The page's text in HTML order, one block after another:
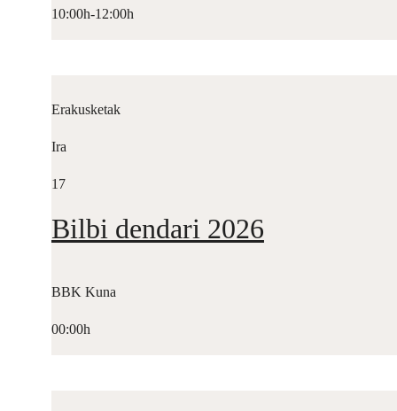
10:00h-12:00h
Erakusketak
Ira
17
Bilbi dendari 2026
BBK Kuna
00:00h